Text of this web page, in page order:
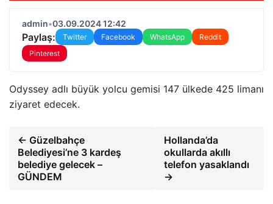
admin•03.09.2024 12:42
Paylaş: Twitter Facebook WhatsApp
Reddit
Pinterest
Odyssey adlı büyük yolcu gemisi 147 ülkede 425 limanı
ziyaret edecek.
← Güzelbahçe
Belediyesi’ne 3 kardeş
belediye gelecek –
GÜNDEM
Hollanda’da
okullarda akıllı
telefon yasaklandı
→